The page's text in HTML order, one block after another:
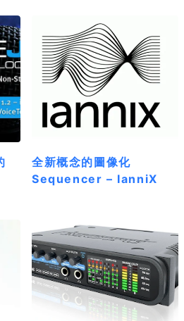
全新概念的圖像化
Sequencer – IanniX